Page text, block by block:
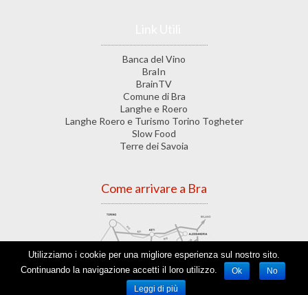
Banca del Vino
BraIn
BrainTV
Comune di Bra
Langhe e Roero
Langhe Roero e Turismo Torino Togheter
Slow Food
Terre dei Savoia
Come arrivare a Bra
Utilizziamo i cookie per una migliore esperienza sul nostro sito.
Continuando la navigazione accetti il loro utilizzo.
Ok
No
Leggi di più